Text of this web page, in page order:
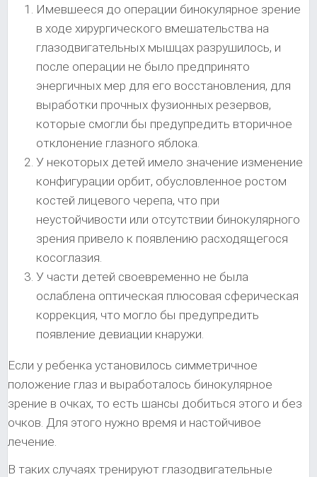
Имевшееся до операции бинокулярное зрение
в ходе хирургического вмешательства на
глазодвигательных мышцах разрушилось, и
после операции не было предпринято
энергичных мер для его восстановления, для
выработки прочных фузионных резервов,
которые смогли бы предупредить вторичное
отклонение глазного яблока.
У некоторых детей имело значение изменение
конфигурации орбит, обусловленное ростом
костей лицевого черепа, что при
неустойчивости или отсутствии бинокулярного
зрения привело к появлению расходящегося
косоглазия.
У части детей своевременно не была
ослаблена оптическая плюсовая сферическая
коррекция, что могло бы предупредить
появление девиации кнаружи.
Если у ребенка установилось симметричное
положение глаз и выработалось бинокулярное
зрение в очках, то есть шансы добиться этого и без
очков. Для этого нужно время и настойчивое
лечение.
В таких случаях тренируют глазодвигательные